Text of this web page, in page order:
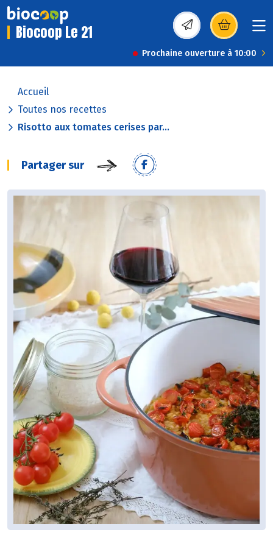
Biocoop Le 21 (s’ouvre dans une
Prochaine ouverture à 10:00
Accueil
Toutes nos recettes
Risotto aux tomates cerises par...
Partager sur